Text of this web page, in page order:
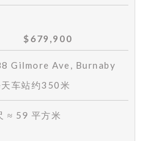
$679,900
Gilmore Ave, Burnaby
车站约350米
≈ 59 平方米